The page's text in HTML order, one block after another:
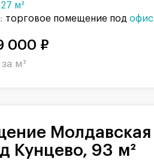
м²
торговое помещение под офис
000 ₽
м²
Кунцево, 93 м²